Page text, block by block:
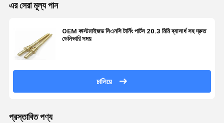
এর সেরা মূল্য পান
OEM কাস্টমাইজড সিএনসি টার্নিং পার্টস 20.3 মিমি ব্যাসার্ধ সহ দ্রুত
ডেলিভারি সময়
চালিয়ে
প্রস্তাবিত পণ্য